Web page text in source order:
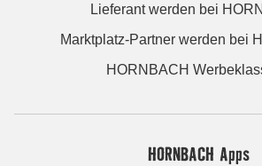
Lieferant werden bei
Marktplatz-Partner werden bei
HORNBACH
HORNBACH Apps